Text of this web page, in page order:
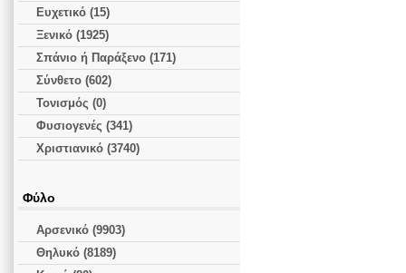
Ευχετικό (15)
Ξενικό (1925)
Σπάνιο ή Παράξενο (171)
Σύνθετο (602)
Τονισμός (0)
Φυσιογενές (341)
Χριστιανικό (3740)
Φύλο
Αρσενικό (9903)
Θηλυκό (8189)